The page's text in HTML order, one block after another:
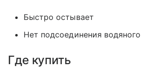
Быстро остывает
Нет подсоединения
Где купить